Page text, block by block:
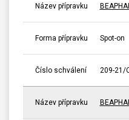
Název přípravku
Forma přípravku Spot-on
Číslo schválení 209-21/
Název přípravku